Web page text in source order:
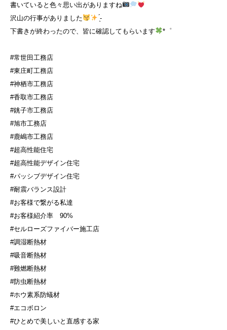
書いていると色々思い出がありますね
沢山の行事がありました
̖́-
下書きが終わったので、皆に確認してもらいます
*゜
#常世田工務店
#東庄町工務店
#神栖市工務店
#香取市工務店
#銚子市工務店
#旭市工務店
#鹿嶋市工務店
#超高性能住宅
#超高性能デザイン住宅
#パッシブデザイン住宅
#耐震バランス設計
#お客様で繋がる私達
#お客様紹介率 90%
#セルローズファイバー施工店
#調湿断熱材
#吸音断熱材
#難燃断熱材
#防虫断熱材
#ホウ素系防蟻材
#エコボロン
#ひとめで美しいと直感する家